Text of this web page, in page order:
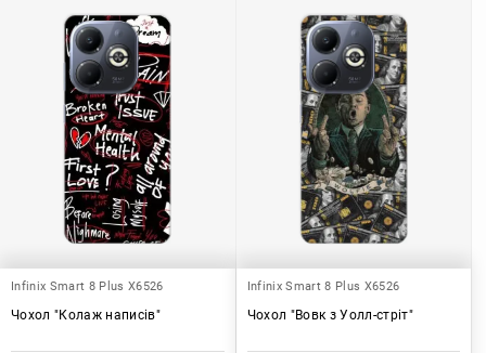
Infinix Smart 8 Plus X6526
Чохол "Колаж написів"
Infinix Smart 8 Plus X6526
Чохол "Вовк з Уолл-стріт"